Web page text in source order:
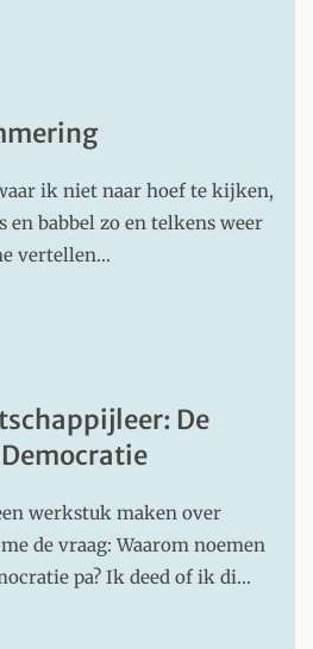
ik niet naar hoef te kijken,
en babbel zo en telkens weer
vertellen…
De
werkstuk maken over
de vraag: Waarom noemen
pa? Ik deed of ik di…